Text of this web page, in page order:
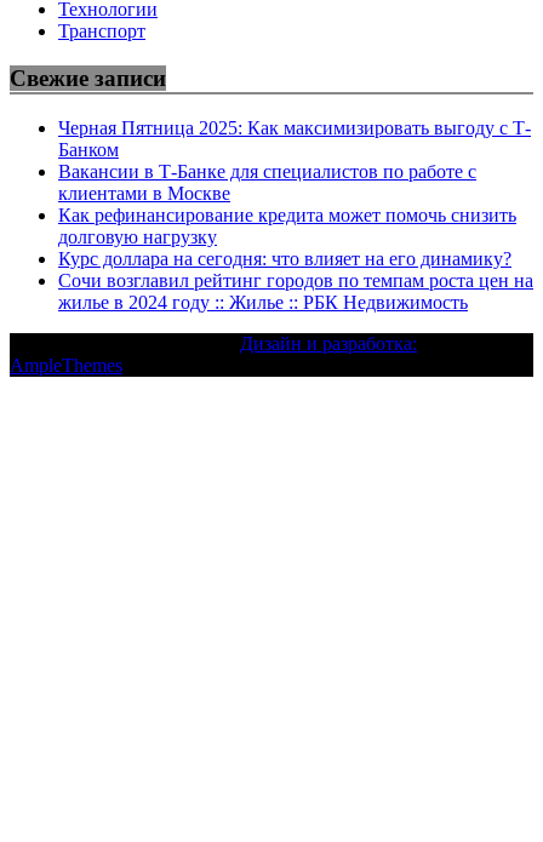
Технологии
Транспорт
Свежие записи
Черная Пятница 2025: Как максимизировать выгоду с Т-
Банком
Вакансии в Т-Банке для специалистов по работе с
клиентами в Москве
Как рефинансирование кредита может помочь снизить
долговую нагрузку
Курс доллара на сегодня: что влияет на его динамику?
Сочи возглавил рейтинг городов по темпам роста цен на
жилье в 2024 году :: Жилье :: РБК Недвижимость
Дизайн и разработка:
AmpleThemes